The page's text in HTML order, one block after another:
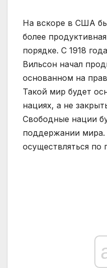
На вскоре в США
более
порядке. С 1918
Вильсон начал
основанном на
Такой мир будет
нациях, а не
Свободные нации
поддержании мира.
осуществляться по